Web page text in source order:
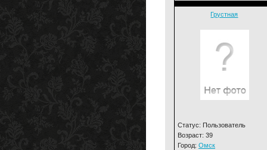
Грустная
Статус: Пользователь
Возраст: 39
Город: Омск